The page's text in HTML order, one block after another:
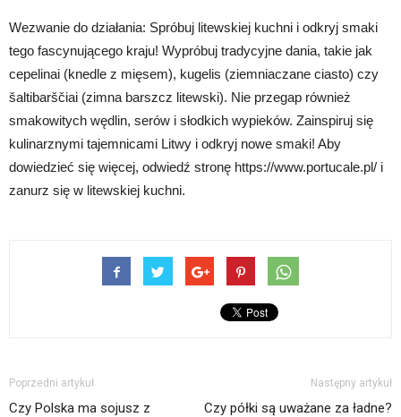
Wezwanie do działania: Spróbuj litewskiej kuchni i odkryj smaki
tego fascynującego kraju! Wypróbuj tradycyjne dania, takie jak
cepelinai (knedle z mięsem), kugelis (ziemniaczane ciasto) czy
šaltibarščiai (zimna barszcz litewski). Nie przegap również
smakowitych wędlin, serów i słodkich wypieków. Zainspiruj się
kulinarznymi tajemnicami Litwy i odkryj nowe smaki! Aby
dowiedzieć się więcej, odwiedź stronę https://www.portucale.pl/ i
zanurz się w litewskiej kuchni.
Poprzedni artykuł
Czy Polska ma sojusz z
Następny artykuł
Czy półki są uważane za ładne?